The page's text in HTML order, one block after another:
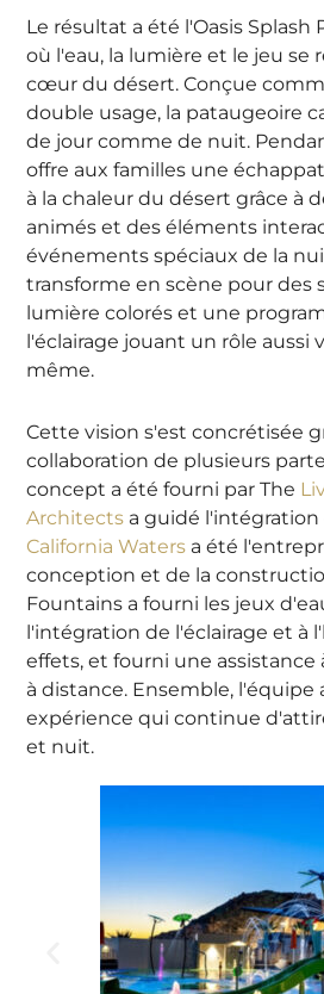
Le résultat a été l'Oasis Splash
où l'eau, la lumière et le jeu se
cœur du désert. Conçue
double usage, la pataugeoire
de jour comme de nuit.
offre aux familles une
à la chaleur du désert grâce à
animés et des éléments
événements spéciaux de la
transforme en scène pour des
lumière colorés et une
l'éclairage jouant un rôle aussi
même.
Cette vision s'est concrétisée
collaboration de plusieurs
concept a été fourni par The
Architects a guidé l'intégration
California Waters a été
conception et de la
Fountains a fourni les jeux
l'intégration de l'éclairage et à
effets, et fourni une assistance
à distance. Ensemble, l'équipe
expérience qui continue
et nuit.